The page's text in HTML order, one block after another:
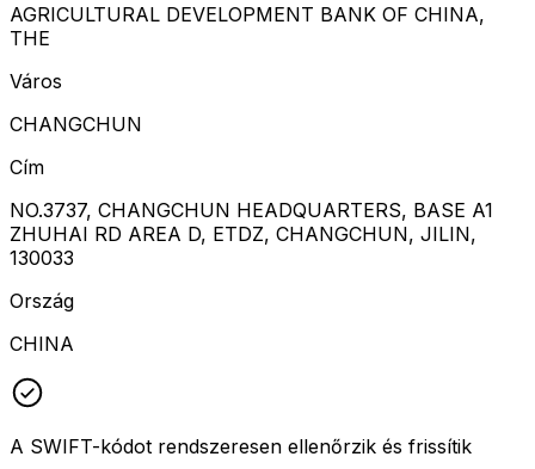
AGRICULTURAL DEVELOPMENT BANK OF CHINA,
THE
Város
CHANGCHUN
Cím
NO.3737, CHANGCHUN HEADQUARTERS, BASE A1
ZHUHAI RD AREA D, ETDZ, CHANGCHUN, JILIN,
130033
Ország
CHINA
A SWIFT-kódot rendszeresen ellenőrzik és frissítik